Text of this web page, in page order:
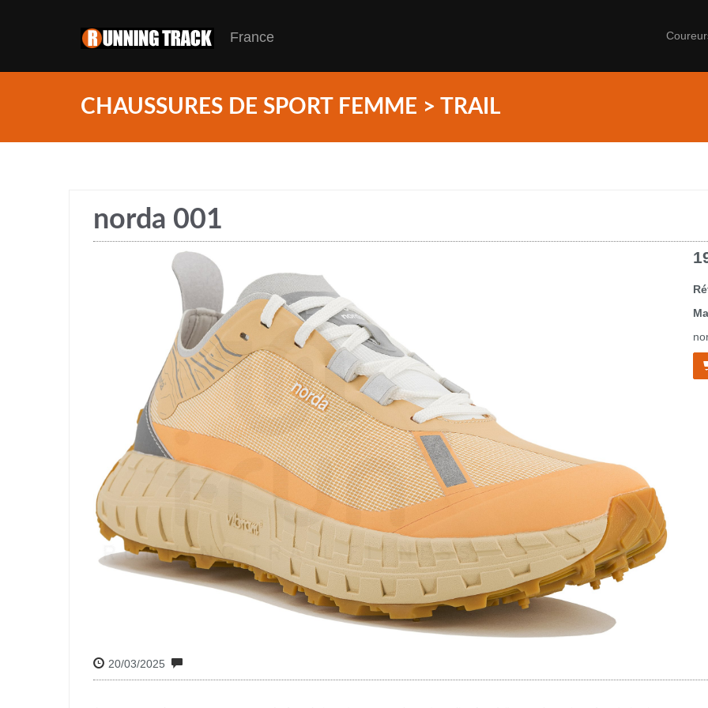
France
CHAUSSURES DE SPORT FEMME > TRAIL
norda 001
20/03/2025